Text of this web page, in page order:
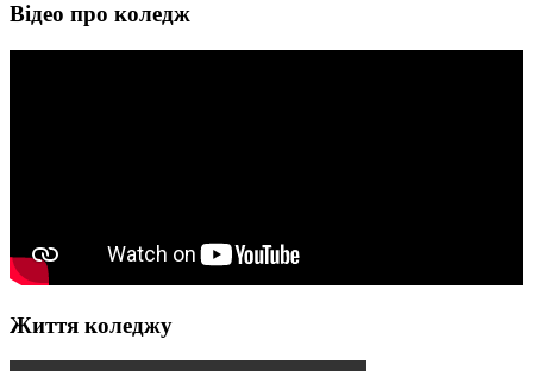
Відео про коледж
Життя коледжу